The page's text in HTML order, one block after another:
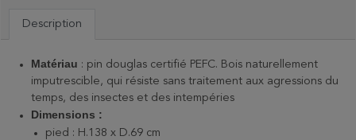
Description
Matériau : pin douglas certifié PEFC. Bois naturellement
imputrescible, qui résiste sans traitement aux agressions du
temps, des insectes et des intempéries
Dimensions :
pied : H.138 x D.69 cm